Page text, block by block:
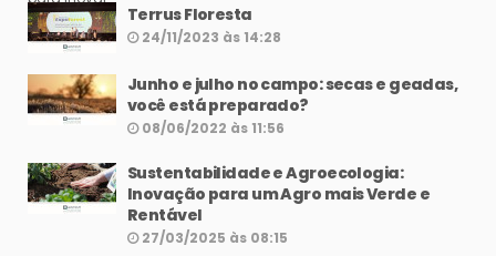
Terrus Floresta
24/11/2023 às 14:28
Junho e julho no campo: secas e geadas,
você está preparado?
08/06/2022 às 11:56
Sustentabilidade e Agroecologia:
Inovação para um Agro mais Verde e
Rentável
27/03/2025 às 08:15